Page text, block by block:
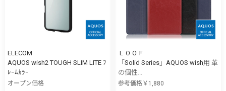
ELECOM
AQUOS wish2 TOUGH SLIM LITE ﾌ
ﾚｰﾑｶﾗｰ
オープン価格
ＬＯＯＦ
「Solid Series」AQUOS wish用 革
の個性...
参考価格￥1,880